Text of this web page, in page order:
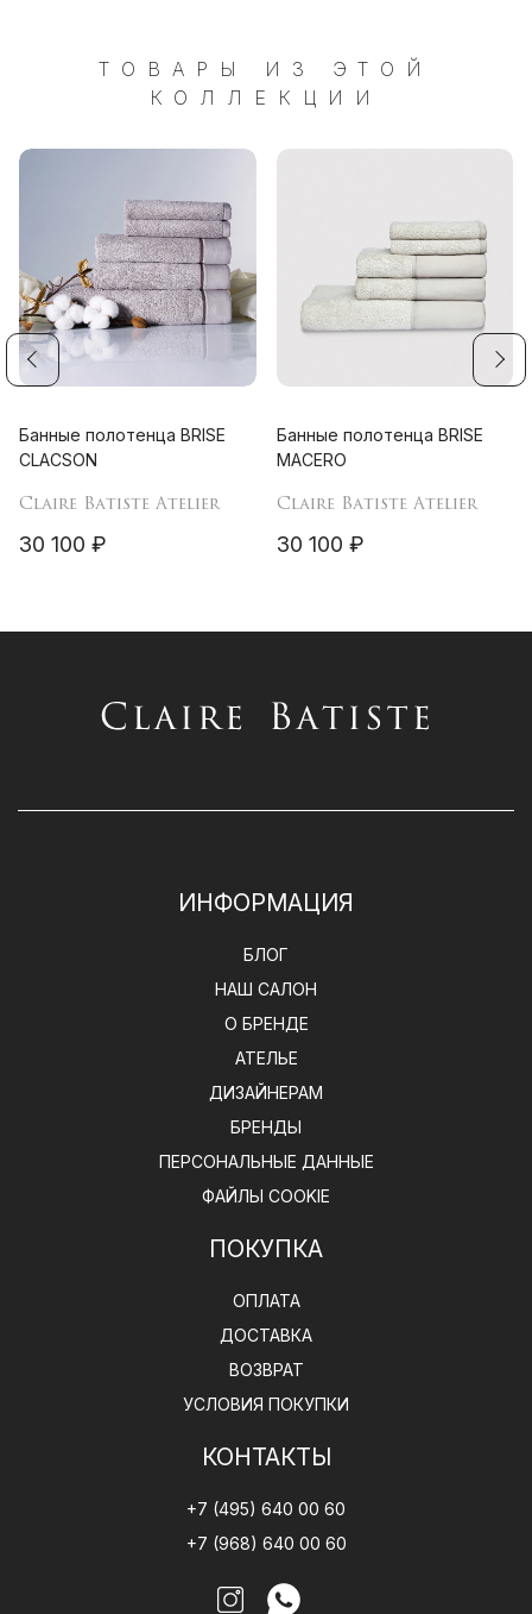
ТОВАРЫ ИЗ ЭТОЙ
КОЛЛЕКЦИИ
Банные полотенца BRISE
CLACSON
Claire Batiste Atelier
30 100 ₽
Банные полотенца BRISE
MACERO
Claire Batiste Atelier
30 100 ₽
ИНФОРМАЦИЯ
БЛОГ
НАШ САЛОН
О БРЕНДЕ
АТЕЛЬЕ
ДИЗАЙНЕРАМ
БРЕНДЫ
ПЕРСОНАЛЬНЫЕ ДАННЫЕ
ФАЙЛЫ COOKIE
ПОКУПКА
ОПЛАТА
ДОСТАВКА
ВОЗВРАТ
УСЛОВИЯ ПОКУПКИ
КОНТАКТЫ
+7 (495) 640 00 60
+7 (968) 640 00 60